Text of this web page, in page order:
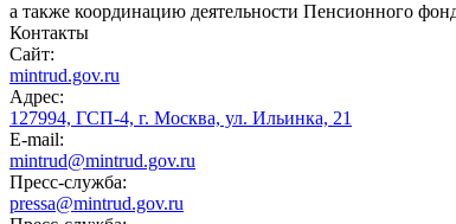
а также координацию деятельности Пенсионного
Контакты
Сайт:
mintrud.gov.ru
Адрес:
127994, ГСП-4, г. Москва, ул. Ильинка, 21
E-mail:
mintrud@mintrud.gov.ru
Пресс-служба:
pressa@mintrud.gov.ru